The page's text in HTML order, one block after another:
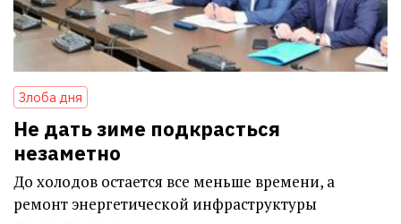
Злоба дня
Не дать зиме подкрасться
незаметно
До холодов остается все меньше времени, а
ремонт энергетической инфраструктуры